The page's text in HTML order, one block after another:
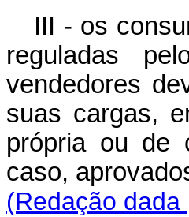
III - os
reguladas
vendedores
suas cargas,
própria ou de
caso,
(Redação